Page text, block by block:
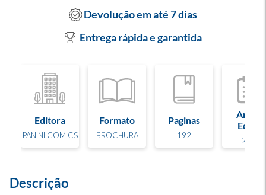
Devolução em até 7 dias
Entrega rápida e garantida
Editora
PANINI COMICS
Formato
BROCHURA
Paginas
192
Ano de
Edição
2025
Descrição